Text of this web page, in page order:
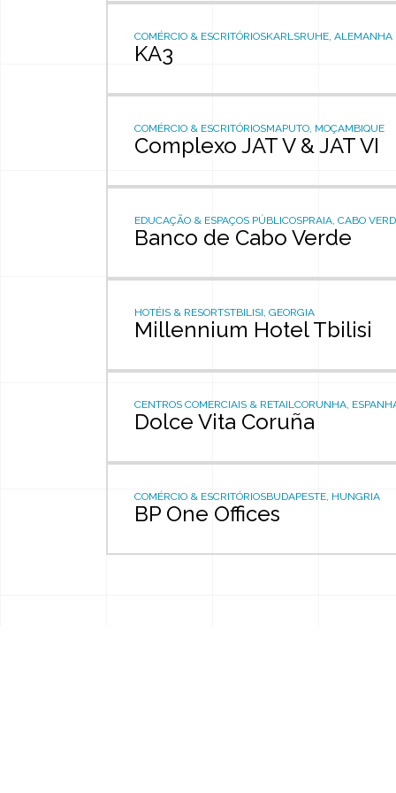
COMÉRCIO & ESCRITÓRIOSKARLSRUHE, ALEMANHA
KA3
COMÉRCIO & ESCRITÓRIOSMAPUTO, MOÇAMBIQUE
Complexo JAT V & JAT VI
EDUCAÇÃO & ESPAÇOS PÚBLICOSPRAIA, CABO
Banco de Cabo Verde
HOTÉIS & RESORTSTBILISI, GEORGIA
Millennium Hotel Tbilisi
CENTROS COMERCIAIS & RETAILCORUNHA,
Dolce Vita Coruña
COMÉRCIO & ESCRITÓRIOSBUDAPESTE, HUNGRIA
BP One Offices
Quem somos
presença
certificações
políticas
O